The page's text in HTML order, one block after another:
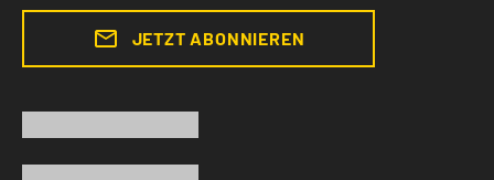
JETZT ABONNIEREN